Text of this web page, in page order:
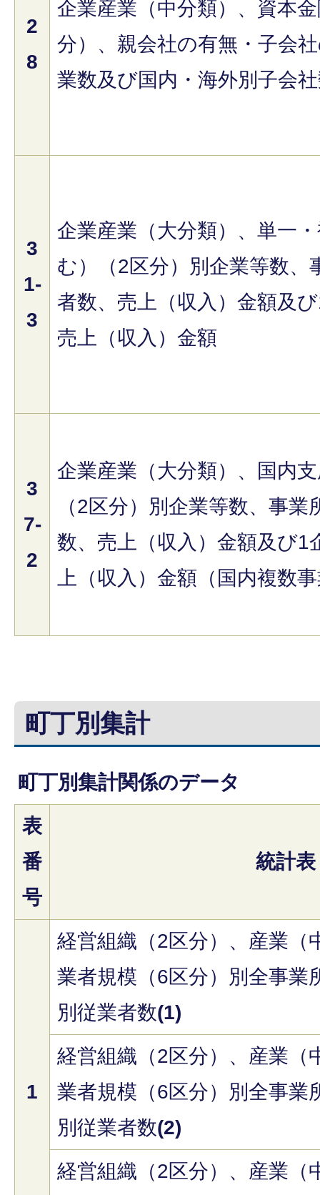
2
8
企業産業（中分類）、資本
分）、親会社の有無・子会
業数及び国内・海外別子会
3
1-
3
企業産業（大分類）、単一
む）（2区分）別企業等数、
者数、売上（収入）金額及
売上（収入）金額
3
7-
2
企業産業（大分類）、国内
（2区分）別企業等数、事業
数、売上（収入）金額及び1
上（収入）金額（国内複数
町丁別集計
町丁別集計関係のデータ
表
番
号
統計表
1
経営組織（2区分）、産業（
業者規模（6区分）別全事業
別従業者数(1)
経営組織（2区分）、産業（
業者規模（6区分）別全事業
別従業者数(2)
経営組織（2区分）、産業（